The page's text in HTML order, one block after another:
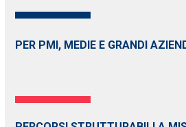
PER PMI, MEDIE E GRANDI